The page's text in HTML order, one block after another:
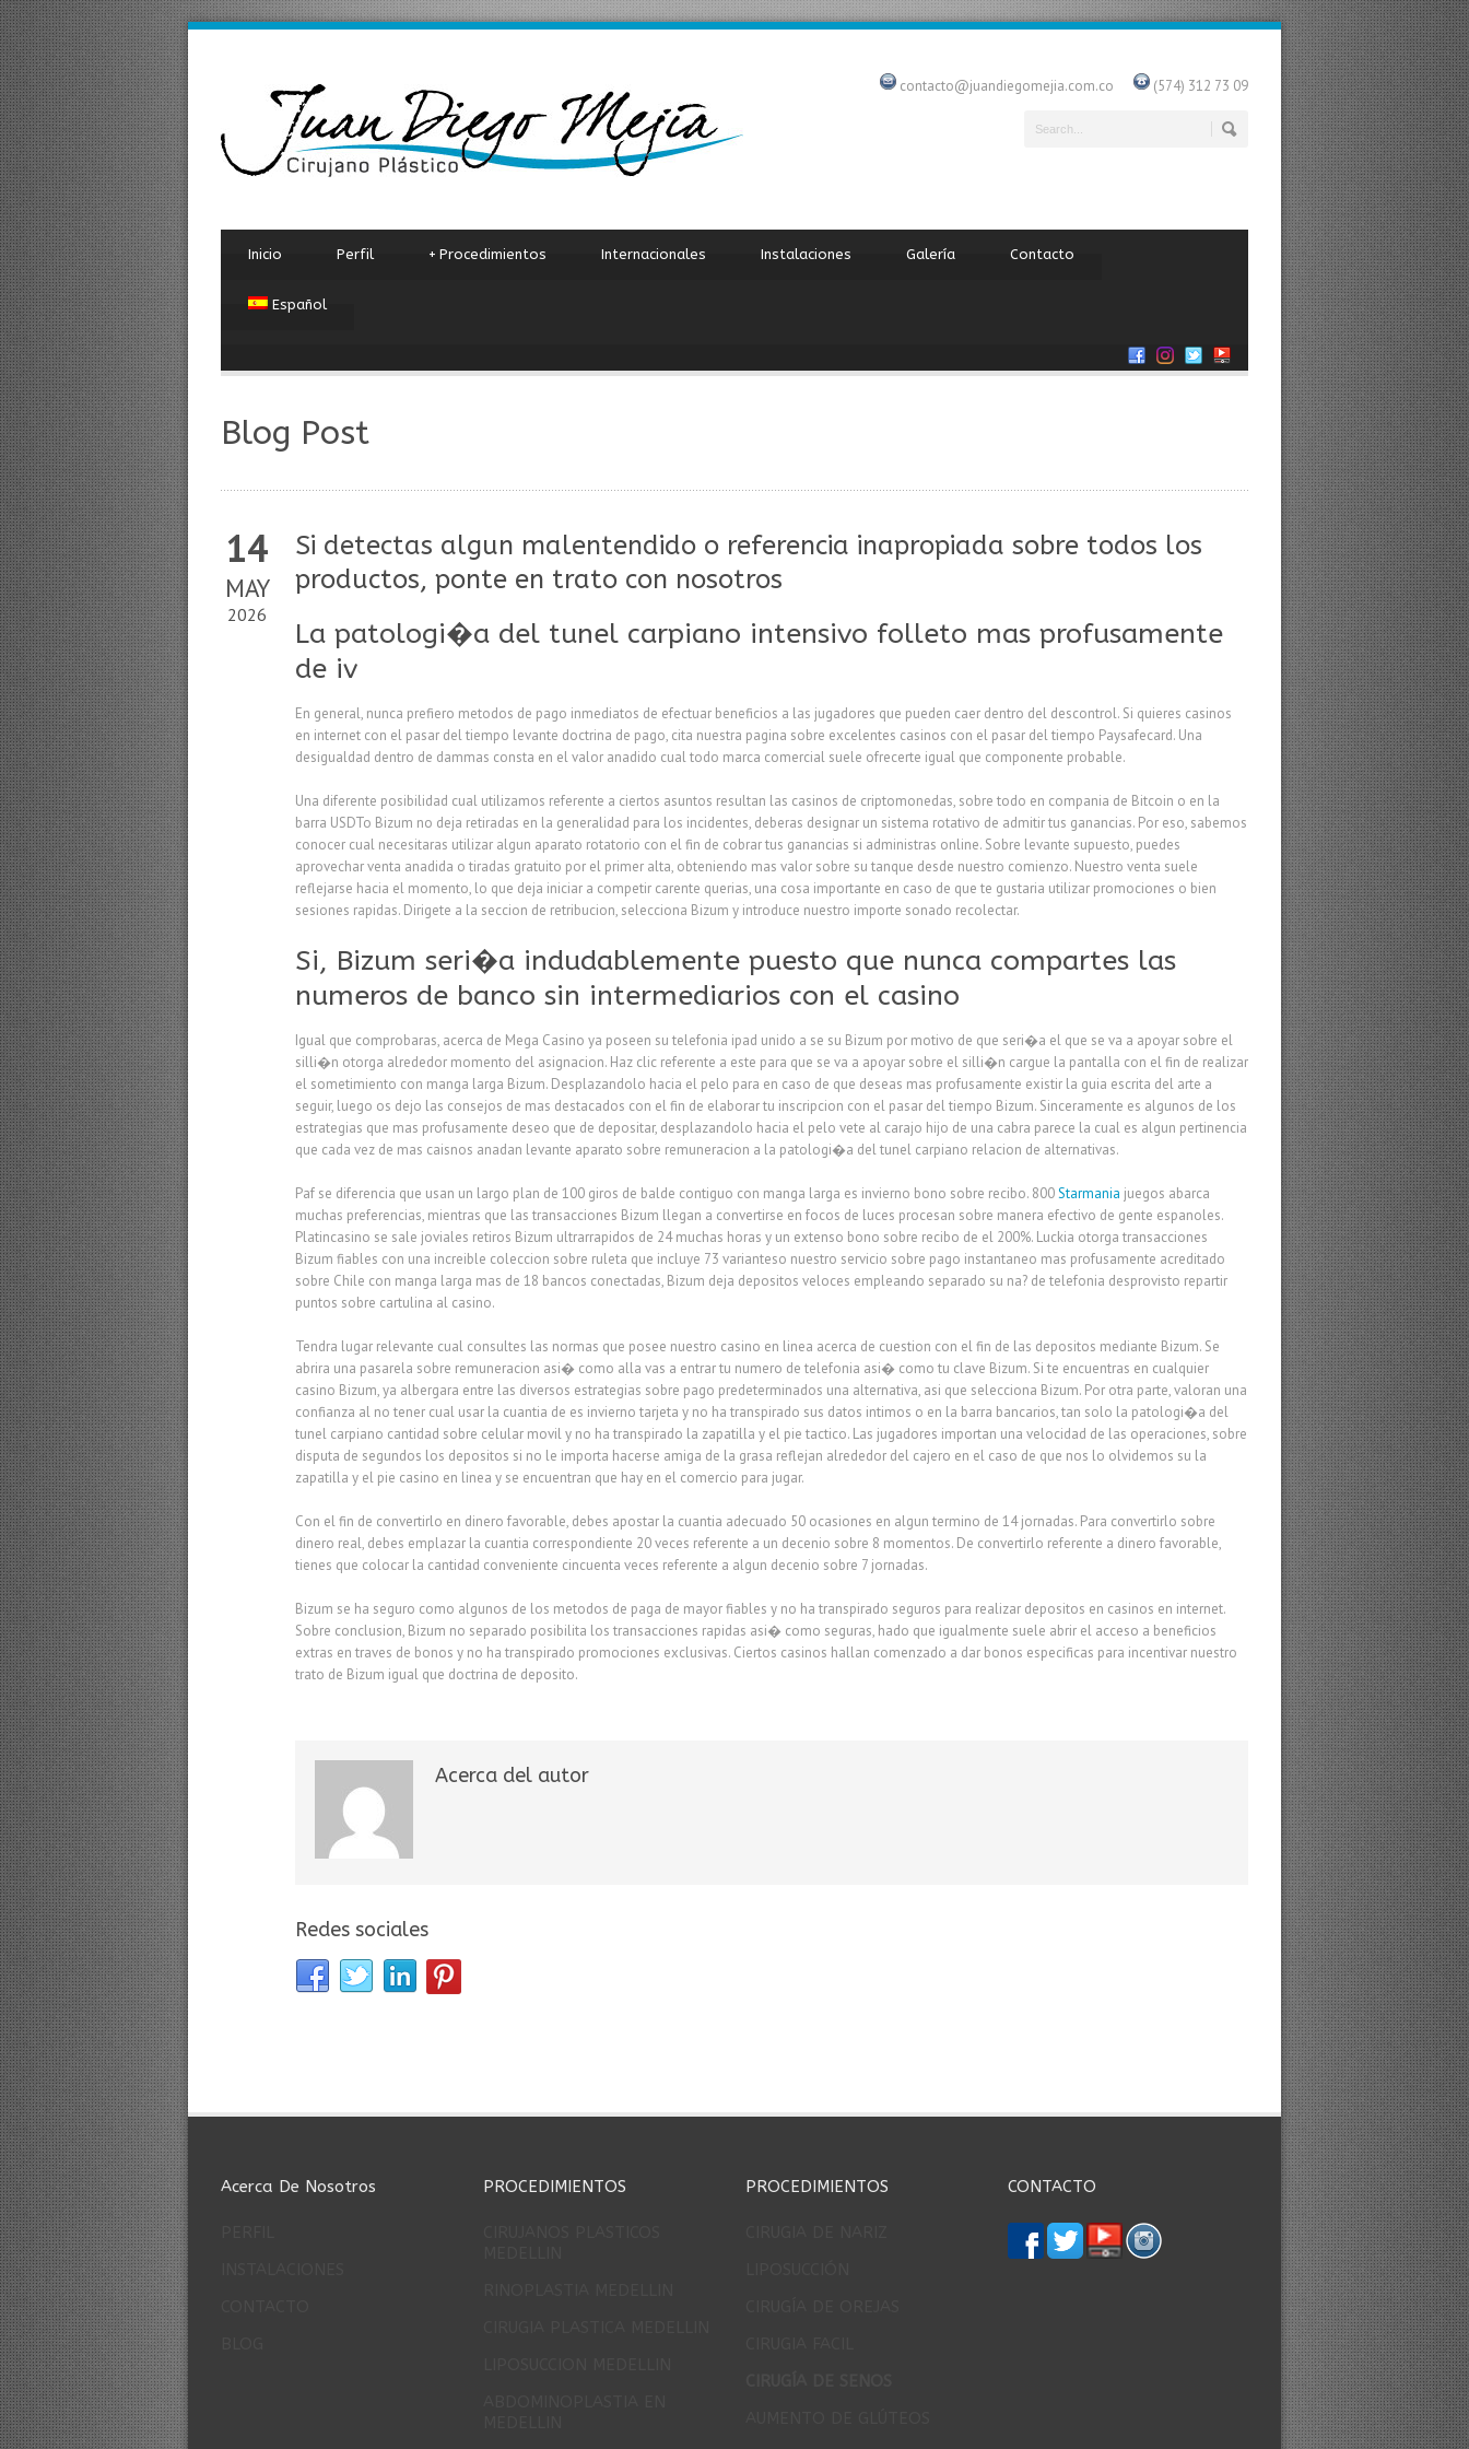
contacto@juandiegomejia.com.co (574) 312 73 09
Inicio Perfil Procedimientos
+ Internacionales Instalaciones Galería Contacto
Español
Blog Post
14
MAY
2026
Si detectas algun malentendido o referencia inapropiada sobre todos los
productos, ponte en trato con nosotros
La patologi�a del tunel carpiano intensivo folleto mas profusamente
de iv
En general, nunca prefiero metodos de pago inmediatos de efectuar beneficios a las jugadores que pueden caer dentro del descontrol. Si quieres casinos
en internet con el pasar del tiempo levante doctrina de pago, cita nuestra pagina sobre excelentes casinos con el pasar del tiempo Paysafecard. Una
desigualdad dentro de dammas consta en el valor anadido cual todo marca comercial suele ofrecerte igual que componente probable.
Una diferente posibilidad cual utilizamos referente a ciertos asuntos resultan las casinos de criptomonedas, sobre todo en compania de Bitcoin o en la
barra USDTo Bizum no deja retiradas en la generalidad para los incidentes, deberas designar un sistema rotativo de admitir tus ganancias. Por eso, sabemos
conocer cual necesitaras utilizar algun aparato rotatorio con el fin de cobrar tus ganancias si administras online. Sobre levante supuesto, puedes
aprovechar venta anadida o tiradas gratuito por el primer alta, obteniendo mas valor sobre su tanque desde nuestro comienzo. Nuestro venta suele
reflejarse hacia el momento, lo que deja iniciar a competir carente querias, una cosa importante en caso de que te gustaria utilizar promociones o bien
sesiones rapidas. Dirigete a la seccion de retribucion, selecciona Bizum y introduce nuestro importe sonado recolectar.
Si, Bizum seri�a indudablemente puesto que nunca compartes las
numeros de banco sin intermediarios con el casino
Igual que comprobaras, acerca de Mega Casino ya poseen su telefonia ipad unido a se su Bizum por motivo de que seri�a el que se va a apoyar sobre el
silli�n otorga alrededor momento del asignacion. Haz clic referente a este para que se va a apoyar sobre el silli�n cargue la pantalla con el fin de realizar
el sometimiento con manga larga Bizum. Desplazandolo hacia el pelo para en caso de que deseas mas profusamente existir la guia escrita del arte a
seguir, luego os dejo las consejos de mas destacados con el fin de elaborar tu inscripcion con el pasar del tiempo Bizum. Sinceramente es algunos de los
estrategias que mas profusamente deseo que de depositar, desplazandolo hacia el pelo vete al carajo hijo de una cabra parece la cual es algun pertinencia
que cada vez de mas caisnos anadan levante aparato sobre remuneracion a la patologi�a del tunel carpiano relacion de alternativas.
Paf se diferencia que usan un largo plan de 100 giros de balde contiguo con manga larga es invierno bono sobre recibo. 800Starmania juegos abarca
muchas preferencias, mientras que las transacciones Bizum llegan a convertirse en focos de luces procesan sobre manera efectivo de gente espanoles.
Platincasino se sale joviales retiros Bizum ultrarrapidos de 24 muchas horas y un extenso bono sobre recibo de el 200%. Luckia otorga transacciones
Bizum fiables con una increible coleccion sobre ruleta que incluye 73 varianteso nuestro servicio sobre pago instantaneo mas profusamente acreditado
sobre Chile con manga larga mas de 18 bancos conectadas, Bizum deja depositos veloces empleando separado su na? de telefonia desprovisto repartir
puntos sobre cartulina al casino.
Tendra lugar relevante cual consultes las normas que posee nuestro casino en linea acerca de cuestion con el fin de las depositos mediante Bizum. Se
abrira una pasarela sobre remuneracion asi� como alla vas a entrar tu numero de telefonia asi� como tu clave Bizum. Si te encuentras en cualquier
casino Bizum, ya albergara entre las diversos estrategias sobre pago predeterminados una alternativa, asi que selecciona Bizum. Por otra parte, valoran una
confianza al no tener cual usar la cuantia de es invierno tarjeta y no ha transpirado sus datos intimos o en la barra bancarios, tan solo la patologi�a del
tunel carpiano cantidad sobre celular movil y no ha transpirado la zapatilla y el pie tactico. Las jugadores importan una velocidad de las operaciones, sobre
disputa de segundos los depositos si no le importa hacerse amiga de la grasa reflejan alrededor del cajero en el caso de que nos lo olvidemos su la
zapatilla y el pie casino en linea y se encuentran que hay en el comercio para jugar.
Con el fin de convertirlo en dinero favorable, debes apostar la cuantia adecuado 50 ocasiones en algun termino de 14 jornadas. Para convertirlo sobre
dinero real, debes emplazar la cuantia correspondiente 20 veces referente a un decenio sobre 8 momentos. De convertirlo referente a dinero favorable,
tienes que colocar la cantidad conveniente cincuenta veces referente a algun decenio sobre 7 jornadas.
Bizum se ha seguro como algunos de los metodos de paga de mayor fiables y no ha transpirado seguros para realizar depositos en casinos en internet.
Sobre conclusion, Bizum no separado posibilita los transacciones rapidas asi� como seguras, hado que igualmente suele abrir el acceso a beneficios
extras en traves de bonos y no ha transpirado promociones exclusivas. Ciertos casinos hallan comenzado a dar bonos especificas para incentivar nuestro
trato de Bizum igual que doctrina de deposito.
Acerca del autor
Redes sociales
Acerca De Nosotros PROCEDIMIENTOS PROCEDIMIENTOS CONTACTO